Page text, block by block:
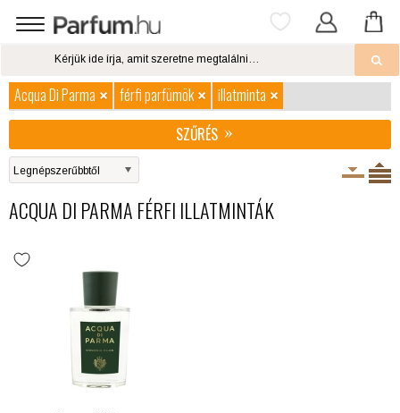
Acqua Di Parma férfi parfümök
illatminta
SZŰRÉS
ACQUA DI PARMA FÉRFI ILLATMINTÁK